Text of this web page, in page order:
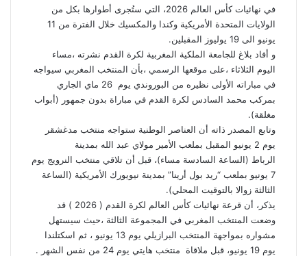
في نهائيات كأس العالم 2026، التي ستُجرى أطوارها بكل من
الولايات المتحدة الأمريكية وكندا والمكسيك خلال الفترة من 11
يونيو الى 19 يوليوز المقبلين.
و أفاد بلاغ للجامعة الملكية المغربية لكرة القدم نشرته ،مساء
اليوم الثلاثاء ،على موقعها الرسمي ،بأن المنتخب المغربي سيواجه
في مباراته الأولى نظيره من البوروندي يوم 26 ماي الجاري
بمركب محمد السادس لكرة القدم في مباراة بدون جمهور (أبواب
مغلقة).
وتابع المصدر ذاته أن العناصر الوطنية ستواجه منتخب مدغشقر
يوم 2 يونيو المقبل بملعب الأمير مولاي عبد الله بمدينة
الرباط (الساعة السادسة مساء)، قبل أن تلاقي منتخب النرويج يوم
7 يونيو بملعب “ريد بول أرينا” بمدينة نيويورك الأمريكية (الساعة
الثالثة زوالا بالتوقيت المحلي).
يذكر، أن قرعة نهائيات كأس العالم لكرة القدم ( 2026 ) قد
وضعت المنتخب المغربي في المجموعة الثالثة ،حيث سيستهل
مشواره بمواجهة المنتخب البرازيلي يوم 13 يونيو ، ثم اسكتلندا
يوم 19 يونيو، قبل ملاقاة منتخب هايتي يوم 24 من نفس الشهر .